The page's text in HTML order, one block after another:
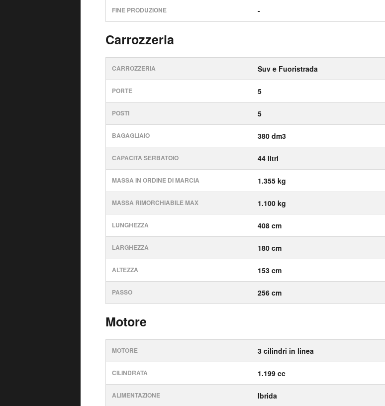
FINE PRODUZIONE -
Carrozzeria
CARROZZERIA Suv e Fuoristrada
PORTE 5
POSTI 5
BAGAGLIAIO 380 dm3
CAPACITÀ SERBATOIO 44 litri
MASSA IN ORDINE DI MARCIA 1.355 kg
MASSA RIMORCHIABILE MAX 1.100 kg
LUNGHEZZA 408 cm
LARGHEZZA 180 cm
ALTEZZA 153 cm
PASSO 256 cm
Motore
MOTORE 3 cilindri in linea
CILINDRATA 1.199 cc
ALIMENTAZIONE Ibrida